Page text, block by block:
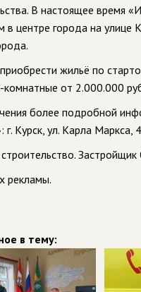
В настоящее время
в центре города на
жильё по
комнатные от 2.000.000
более подробной
г. Курск, ул. Карла
рекламы.
в тему: